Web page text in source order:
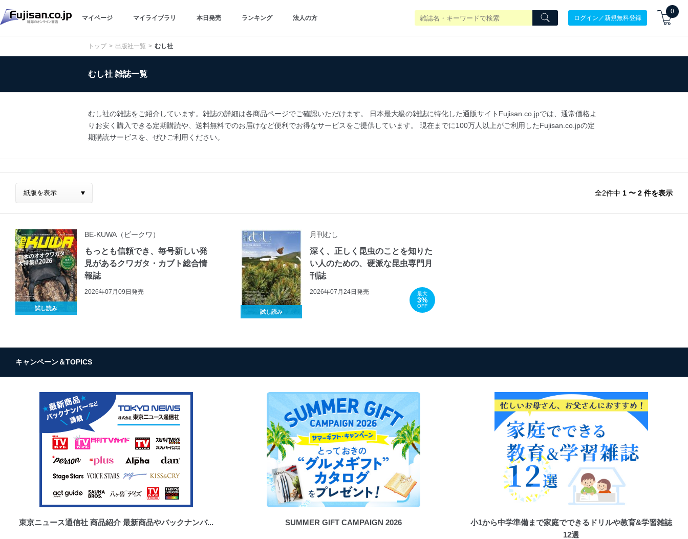
マイページ マイライブラリ 本日発売 ランキング 法人の方 ログイン／新規無料登録
0
トップ 出版社一覧 むし社
むし社 雑誌一覧
むし社の雑誌をご紹介しています。雑誌の詳細は各商品ページでご確認いただけます。 日本最大級の雑誌に特化した通販サイトFujisan.co.jpでは、通常価格よ
りお安く購入できる定期購読や、送料無料でのお届けなど便利でお得なサービスをご提供しています。 現在までに100万人以上がご利用したFujisan.co.jpの定
期購読サービスを、ぜひご利用ください。
全2件中 1 〜 2 件を表示
試し読み
BE-KUWA（ビークワ）
もっとも信頼でき、毎号新しい発
見があるクワガタ・カブト総合情
報誌
2026年07月09日発売
試し読み
月刊むし
深く、正しく昆虫のことを知りた
い人のための、硬派な昆虫専門月
刊誌
2026年07月24日発売 最大
3%
OFF
キャンペーン＆TOPICS
東京ニュース通信社 商品紹介 最新商品やバックナンバ... SUMMER GIFT CAMPAIGN 2026
小1から中学準備まで家庭でできるドリルや教育&学習雑誌
12選